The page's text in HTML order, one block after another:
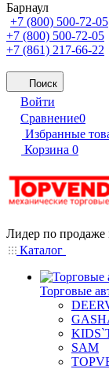
Барнаул
+7 (800) 500-72-05
+7 (800) 500-72-05
+7 (861) 217-66-22
Поиск
Войти
Сравнение0
Избранные
Корзина 0
Лидер по продаже
Каталог
Торговые
SAM